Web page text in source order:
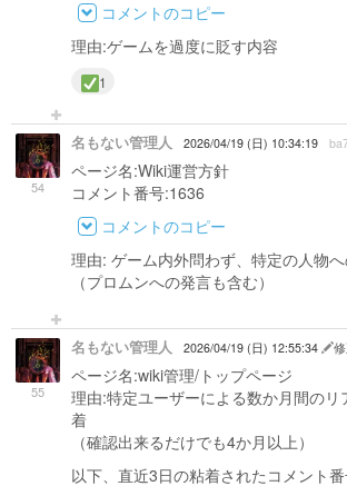
コメントのコピー
理由:ゲームを過度に貶す内容
1
54
名もない管理人 2026/04/19 (日) 10:34:19
ページ名:Wiki運営方針
コメント番号:1636
コメントのコピー
理由: ゲーム内外問わず、特定の人物
（プロムンへの発言も含む）
55
名もない管理人 2026/04/19 (日) 12:55:34
ページ名:wiki管理/トップページ
理由:特定ユーザーによる数か月間のリ
着
（確認出来るだけでも4か月以上）
以下、直近3日の粘着されたコメント